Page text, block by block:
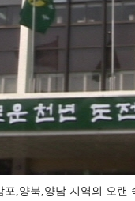
포,양북,양남 지역의 오